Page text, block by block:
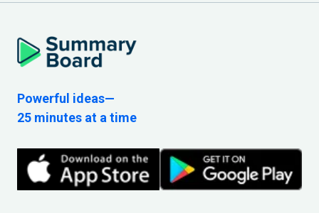
Powerful ideas—
25 minutes at a time